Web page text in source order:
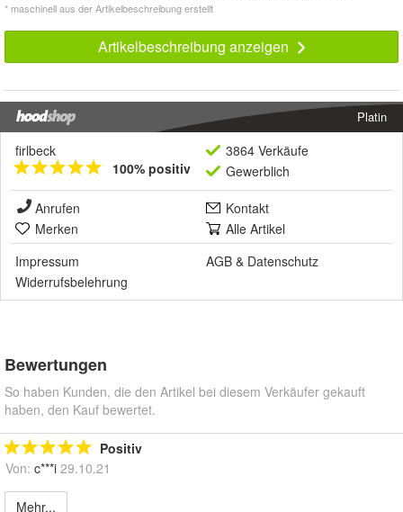
* maschinell aus der Artikelbeschreibung erstellt
Artikelbeschreibung anzeigen
Platin
firlbeck
100% positiv
3864 Verkäufe
Gewerblich
Anrufen
Kontakt
Merken
Alle Artikel
Impressum
AGB & Datenschutz
Widerrufsbelehrung
Bewertungen
So haben Kunden, die den Artikel bei diesem Verkäufer gekauft
haben, den Kauf bewertet.
Positiv
Von: c***i 29.10.21
Mehr...